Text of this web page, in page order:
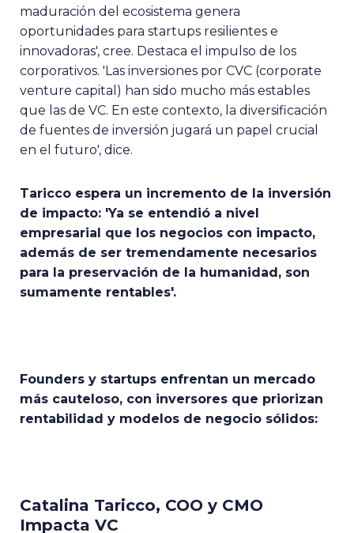
maduración del ecosistema genera
oportunidades para startups resilientes e
innovadoras', cree. Destaca el impulso de los
corporativos. 'Las inversiones por CVC (corporate
venture capital) han sido mucho más estables
que las de VC. En este contexto, la diversificación
de fuentes de inversión jugará un papel crucial
en el futuro', dice.
Taricco espera un incremento de la inversión
de impacto: 'Ya se entendió a nivel
empresarial que los negocios con impacto,
además de ser tremendamente necesarios
para la preservación de la humanidad, son
sumamente rentables'.
Founders y startups enfrentan un mercado
más cauteloso, con inversores que priorizan
rentabilidad y modelos de negocio sólidos:
Catalina Taricco, COO y CMO
Impacta VC